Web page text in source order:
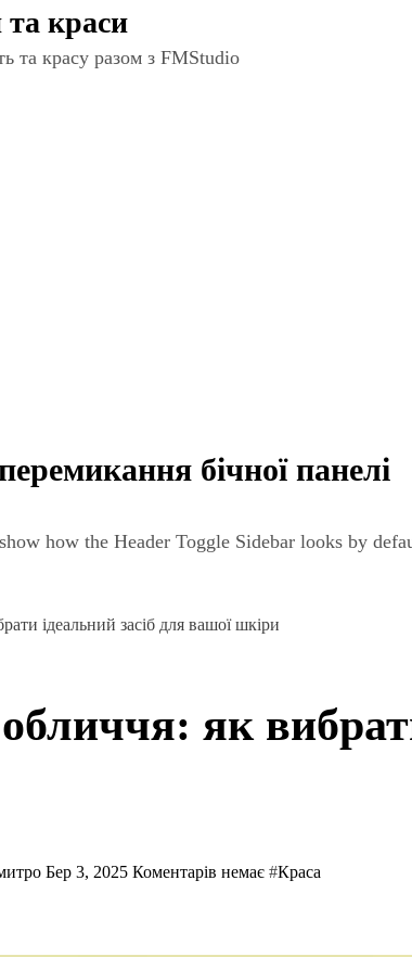
та краси
та красу разом з FMStudio
бічної панелі
how the Header Toggle Sidebar looks by
ідеальний засіб для вашої шкіри
як
Бер 3, 2025 Коментарів немає #Краса